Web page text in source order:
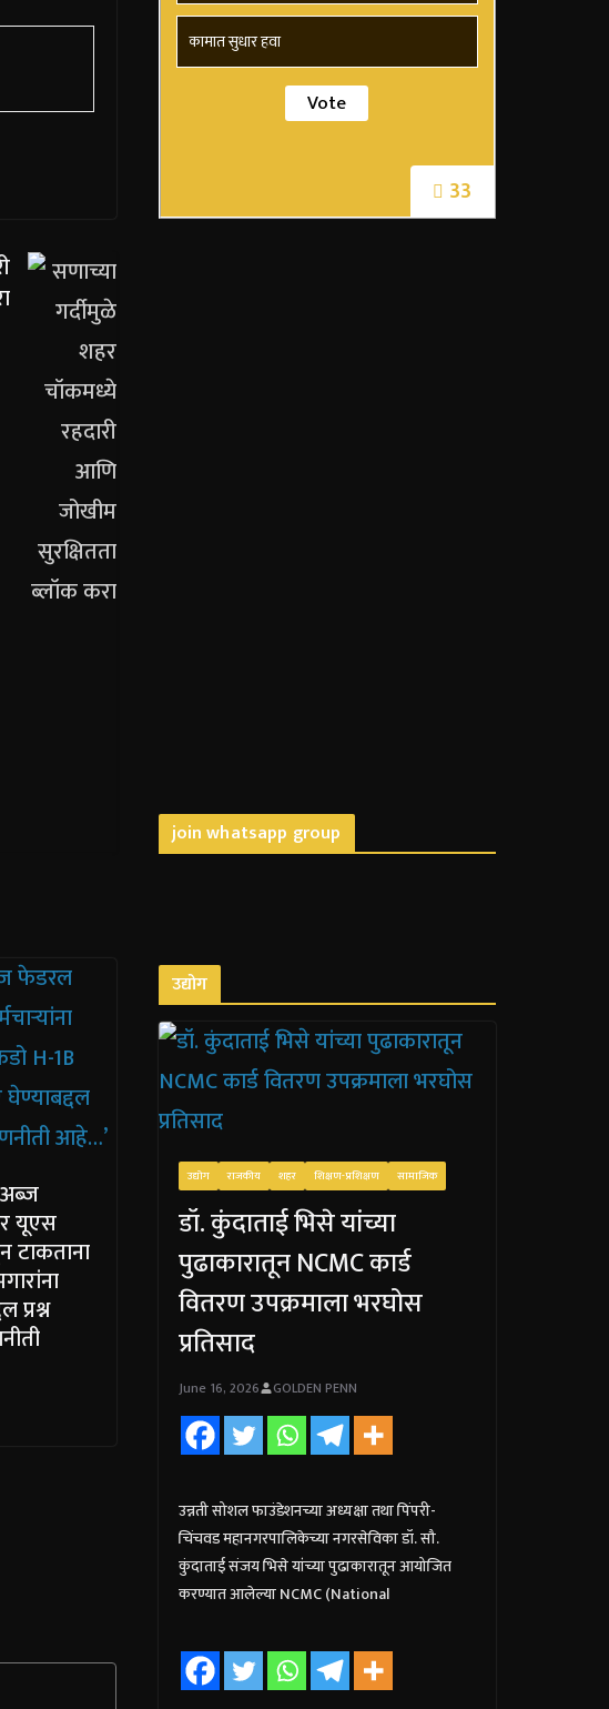
यूएस
टाकताना
प्रश्न
33
कामात सुधार हवा
join whatsapp group
उद्योग
उद्योग राजकीय शहर शिक्षण-प्रशिक्षण सामाजिक
डॉ. कुंदाताई भिसे यांच्या
पुढाकारातून NCMC कार्ड
वितरण उपक्रमाला भरघोस
प्रतिसाद
June 16, 2026 GOLDEN PENN
उन्नती सोशल फाउंडेशनच्या अध्यक्षा तथा पिंपरी-
चिंचवड महानगरपालिकेच्या नगरसेविका डॉ. सौ.
कुंदाताई संजय भिसे यांच्या पुढाकारातून आयोजित
करण्यात आलेल्या NCMC (National